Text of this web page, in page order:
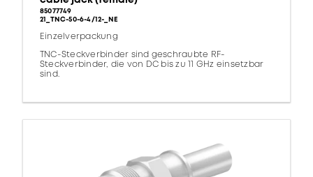
85077749
21_TNC-50-6-4/12-_NE
Einzelverpackung
TNC-Steckverbinder sind geschraubte RF-
Steckverbinder, die von DC bis zu 11 GHz einsetzbar
sind.